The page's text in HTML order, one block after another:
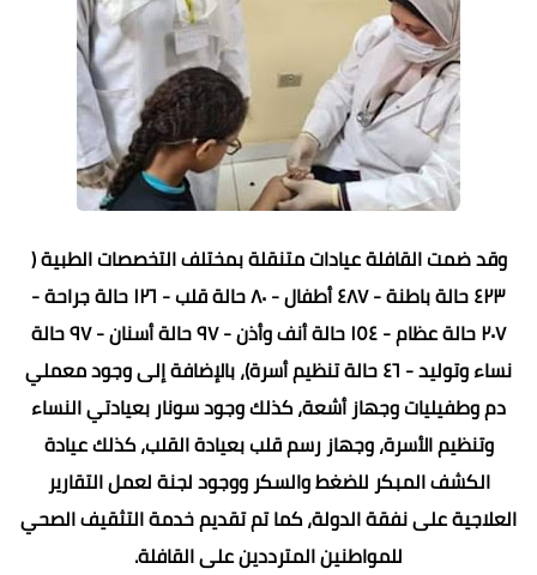
وقد ضمت القافلة عيادات متنقلة بمختلف التخصصات الطبية (
٤٢٣ حالة باطنة - ٤٨٧ أطفال - ٨٠ حالة قلب - ١٢٦ حالة جراحة -
٢٠٧ حالة عظام - ١٥٤ حالة أنف وأذن - ٩٧ حالة أسنان - ٩٧ حالة
نساء وتوليد - ٤٦ حالة تنظيم أسرة)، بالإضافة إلى وجود معملي
دم وطفيليات وجهاز أشعة، كذلك وجود سونار بعيادتي النساء
وتنظيم الأسرة، وجهاز رسم قلب بعيادة القلب، كذلك عيادة
الكشف المبكر للضغط والسكر ووجود لجنة لعمل التقارير
العلاجية على نفقة الدولة، كما تم تقديم خدمة التثقيف الصحي
للمواطنين المترددين على القافلة.